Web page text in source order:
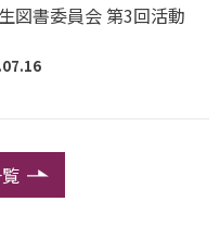
図書委員会 第3回活動